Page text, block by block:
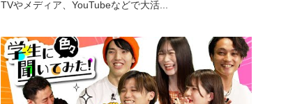
TVやメディア、YouTubeなどで大活...